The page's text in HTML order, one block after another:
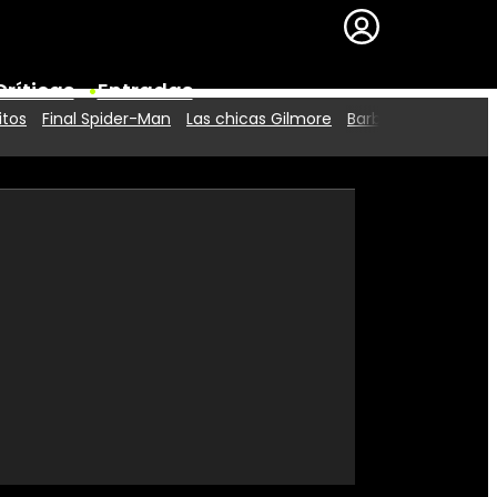
Entradas
Premios
Final Spider-Man Las chicas Gilmore Barbie 2